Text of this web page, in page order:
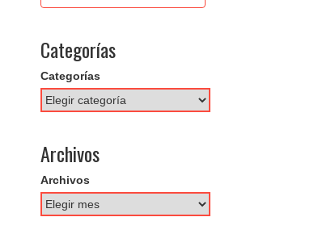
Categorías
Categorías
Archivos
Archivos